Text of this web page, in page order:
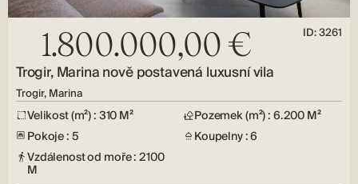
1.800.000,00 € ID: 3261
Trogir, Marina nově postavená luxusní vila
Trogir, Marina
Velikost (m²) : 310 M²
Pozemek (m²) : 6.200 M²
Pokoje : 5
Koupelny : 6
Vzdálenost od moře : 2100
M